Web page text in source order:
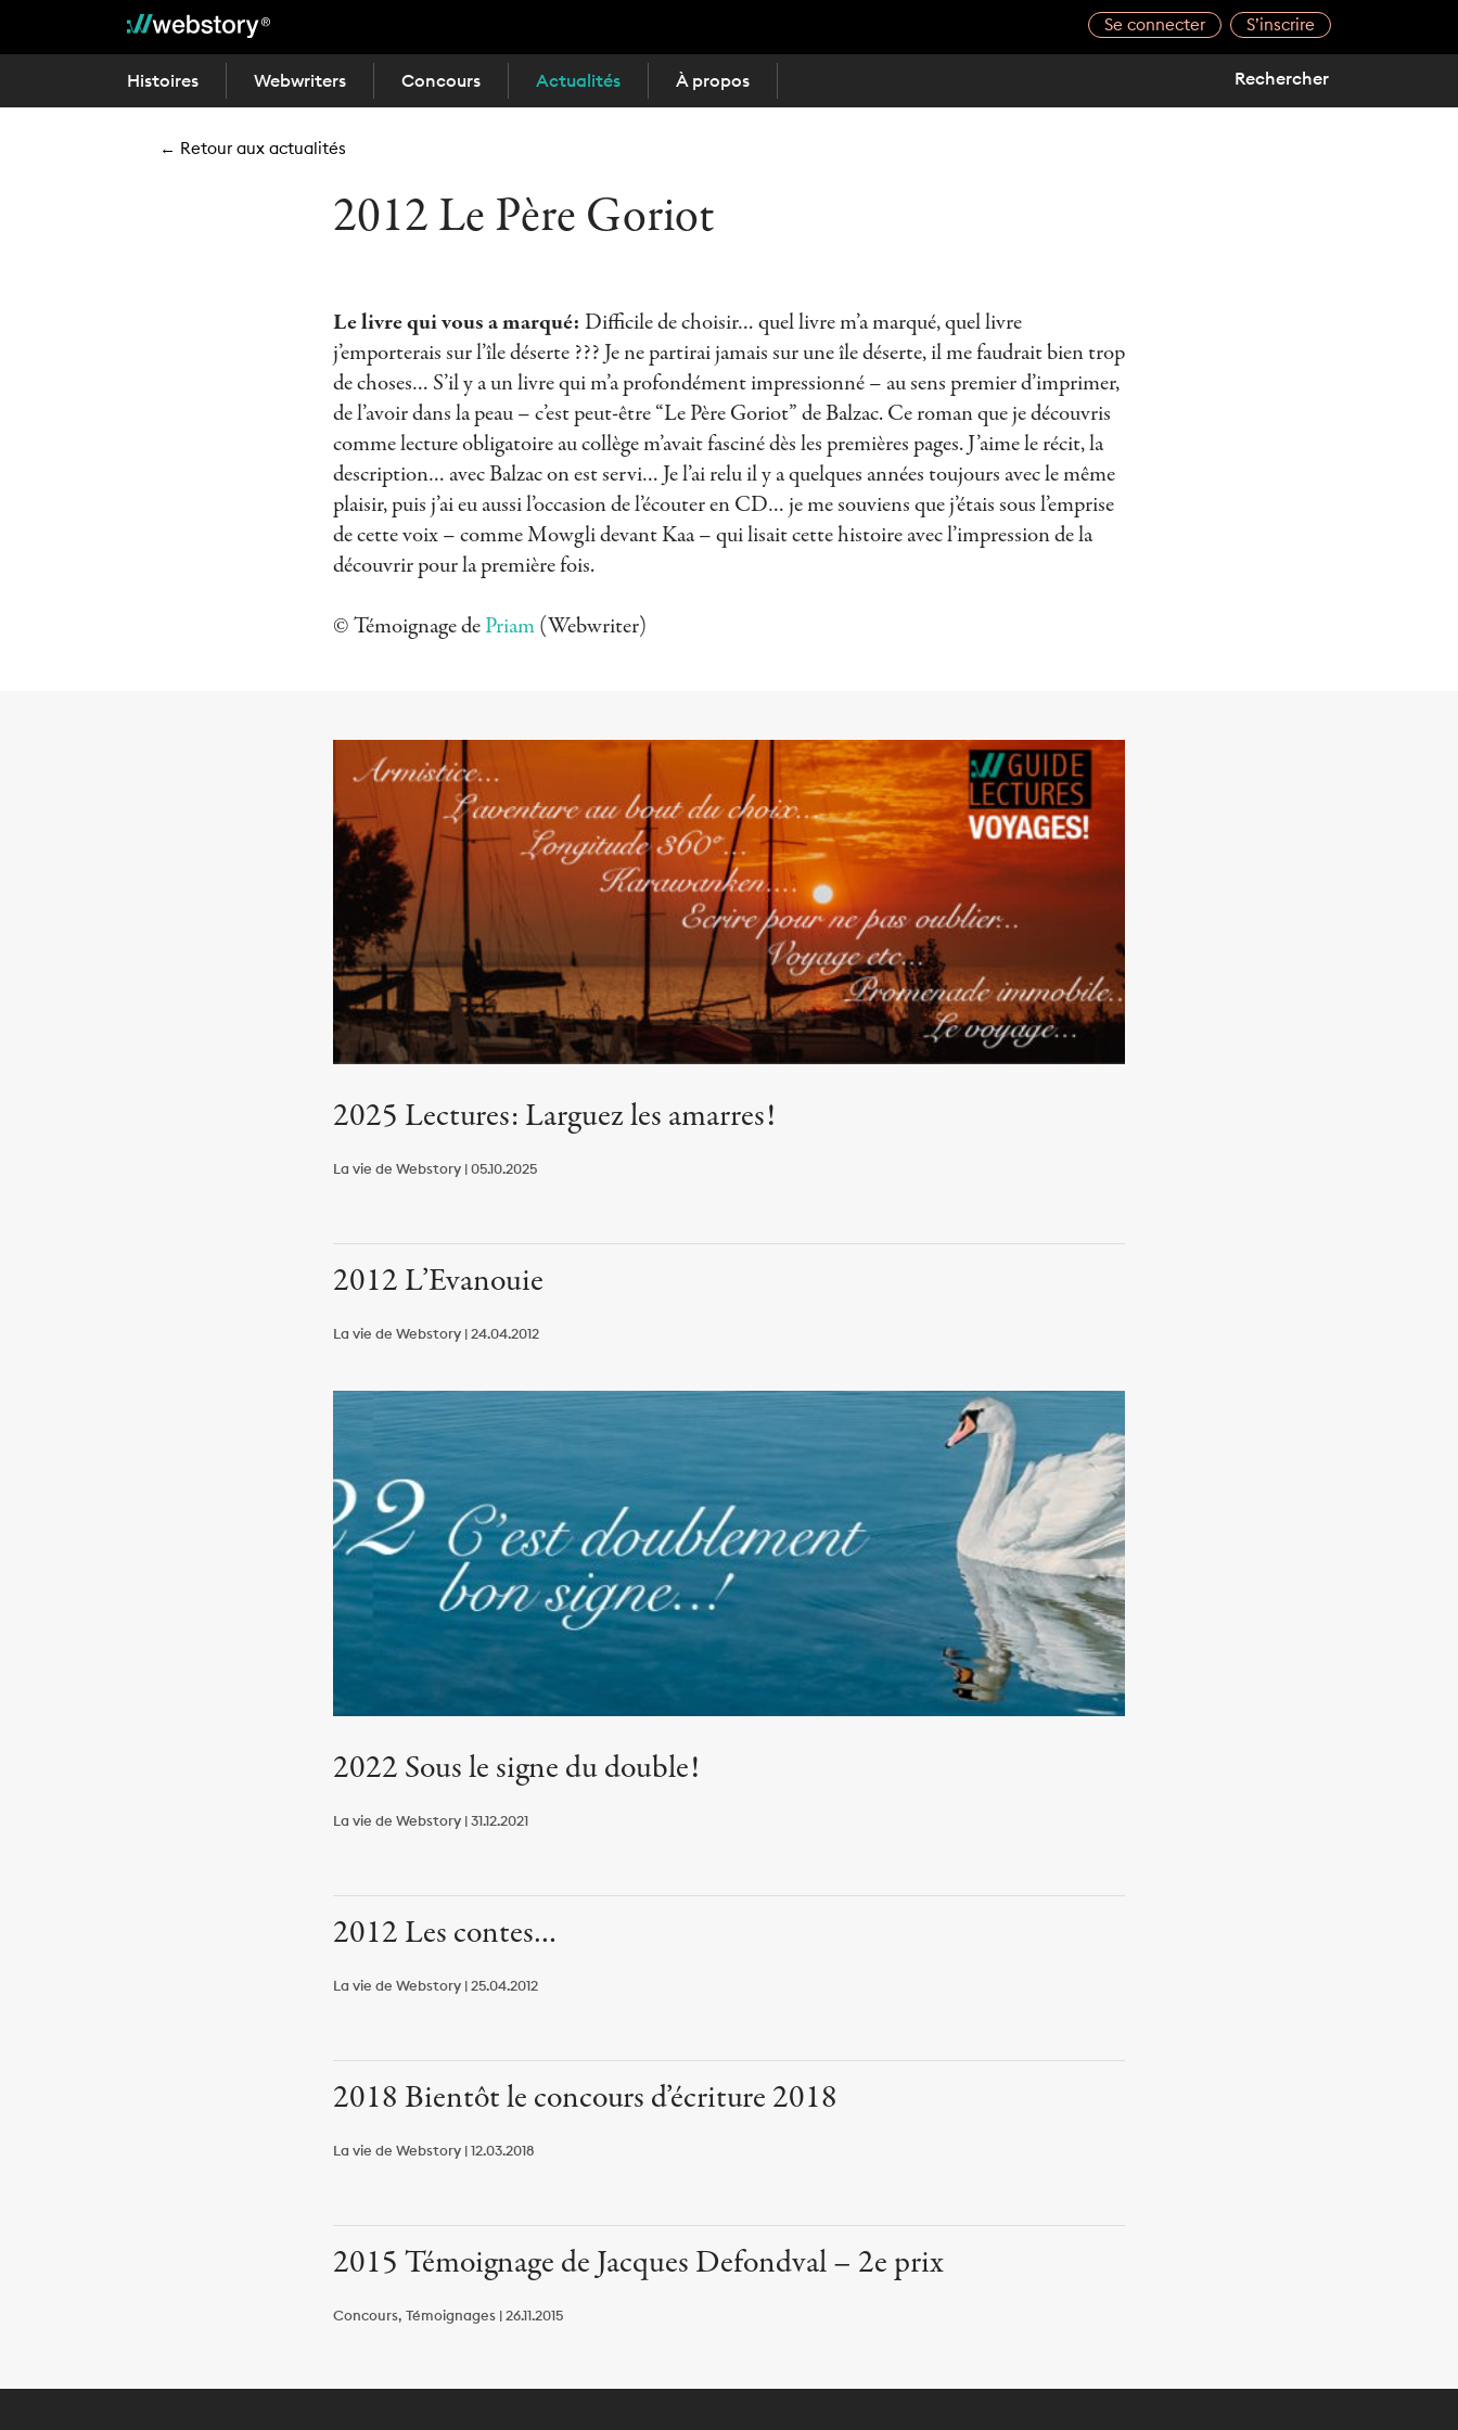
Se connecter S’inscrire
Histoires Webwriters Concours Actualités À propos
← Retour aux actualités
2012 Le Père Goriot
Le livre qui vous a marqué: Difficile de choisir… quel livre m’a marqué, quel livre
j’emporterais sur l’île déserte ??? Je ne partirai jamais sur une île déserte, il me faudrait bien trop
de choses… S’il y a un livre qui m’a profondément impressionné – au sens premier d’imprimer,
de l’avoir dans la peau – c’est peut-être “Le Père Goriot” de Balzac. Ce roman que je découvris
comme lecture obligatoire au collège m’avait fasciné dès les premières pages. J’aime le récit, la
description… avec Balzac on est servi… Je l’ai relu il y a quelques années toujours avec le même
plaisir, puis j’ai eu aussi l’occasion de l’écouter en CD… je me souviens que j’étais sous l’emprise
de cette voix – comme Mowgli devant Kaa – qui lisait cette histoire avec l’impression de la
découvrir pour la première fois.
© Témoignage dePriam(Webwriter)
2025 Lectures: Larguez les amarres!
La vie de Webstory | 05.10.2025
2012 L’Evanouie
La vie de Webstory | 24.04.2012
2022 Sous le signe du double!
La vie de Webstory | 31.12.2021
2012 Les contes…
La vie de Webstory | 25.04.2012
2018 Bientôt le concours d’écriture 2018
La vie de Webstory | 12.03.2018
2015 Témoignage de Jacques Defondval – 2e prix
Concours, Témoignages | 26.11.2015